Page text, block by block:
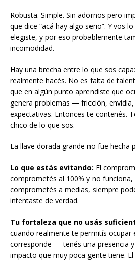
Robusta. Simple. Sin adornos pero
que dice “acá hay algo serio”. Y vos
elegiste, y por eso probablemente
incomodidad.
Hay una brecha entre lo que sos
realmente hacés. No es falta de
que en algún punto aprendiste que
genera problemas — fricción,
expectativas. Entonces te contenés.
chico de lo que sos.
La llave dorada grande no fue hecha
Lo que estás evitando: El
comprometés al 100% y no funciona,
comprometés a medias, siempre
intentaste de verdad.
Tu fortaleza que no usás
cuando realmente te permitís ocupar
corresponde — tenés una presencia
impacto que muy poca gente tiene.